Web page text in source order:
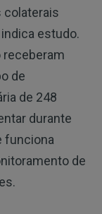
colaterais
estudo.
receberam
de
de 248
durante
funciona
de